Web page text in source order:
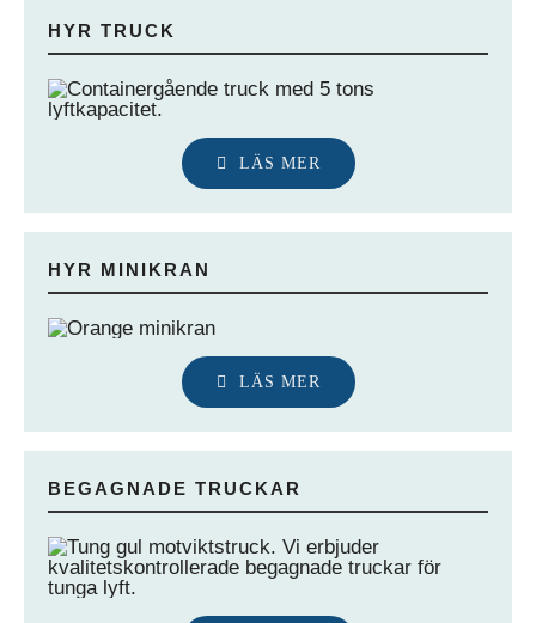
HYR TRUCK
LÄS MER
HYR MINIKRAN
LÄS MER
BEGAGNADE TRUCKAR